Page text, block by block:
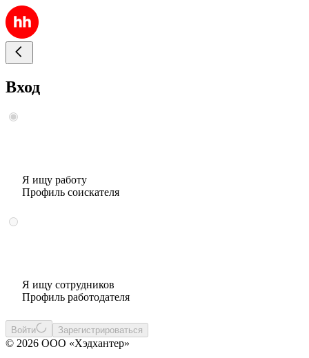
Вход
Я ищу работу
Профиль соискателя
Я ищу сотрудников
Профиль работодателя
Войти Зарегистрироваться
© 2026 ООО «Хэдхантер»